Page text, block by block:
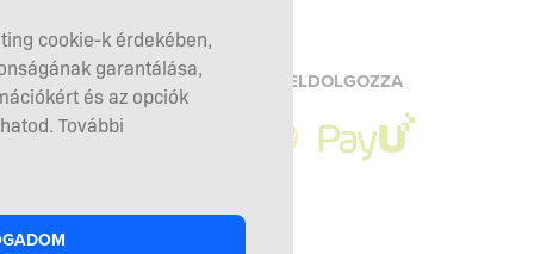
A FIZETÉSEKET FELDOLGOZZA
cookie-k érdekében,
garantálása,
és az opciók
További